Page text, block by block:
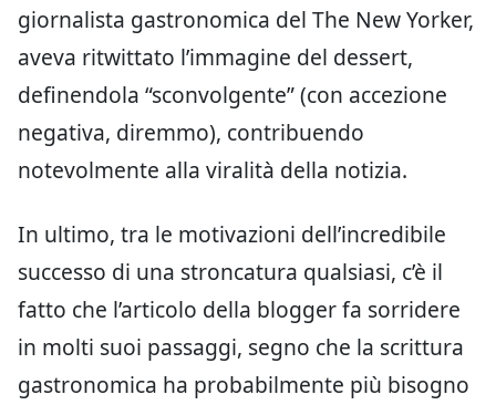
giornalista gastronomica del The New Yorker,
aveva ritwittato l’immagine del dessert,
definendola “sconvolgente” (con accezione
negativa, diremmo), contribuendo
notevolmente alla viralità della notizia.
In ultimo, tra le motivazioni dell’incredibile
successo di una stroncatura qualsiasi, c’è il
fatto che l’articolo della blogger fa sorridere
in molti suoi passaggi, segno che la scrittura
gastronomica ha probabilmente più bisogno